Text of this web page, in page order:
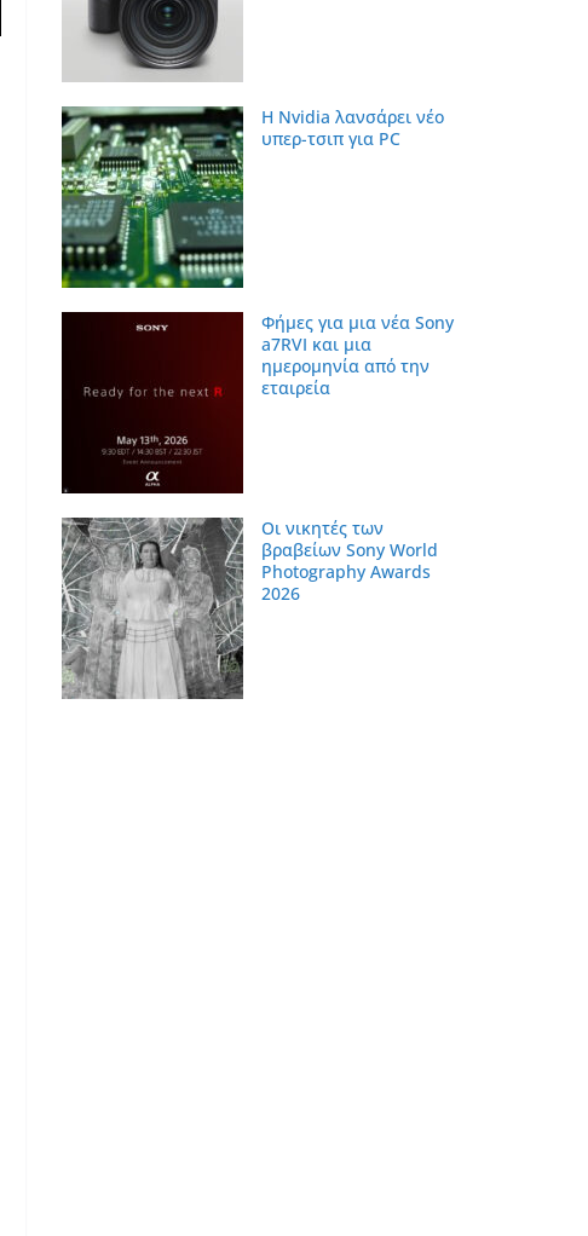
Η Nvidia λανσάρει νέο
υπερ-τσιπ για PC
Φήμες για μια νέα Sony
a7RVI και μια
ημερομηνία από την
εταιρεία
Οι νικητές των
βραβείων Sony World
Photography Awards
2026